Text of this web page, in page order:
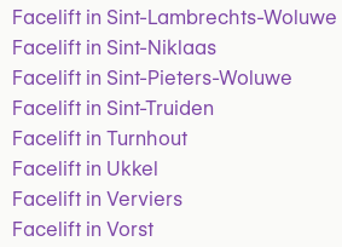
Facelift in Sint-Lambrechts-Woluwe
Facelift in Sint-Niklaas
Facelift in Sint-Pieters-Woluwe
Facelift in Sint-Truiden
Facelift in Turnhout
Facelift in Ukkel
Facelift in Verviers
Facelift in Vorst